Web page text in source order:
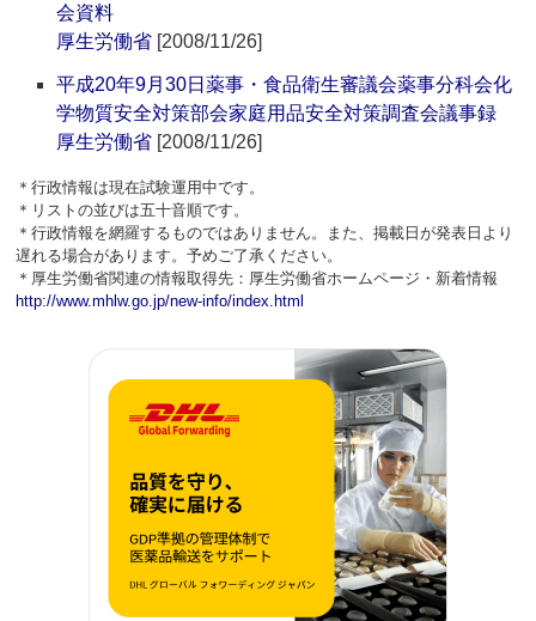
会資料
厚生労働省 [2008/11/26]
平成20年9月30日薬事・食品衛生審議会薬事分科会化
学物質安全対策部会家庭用品安全対策調査会議事録
厚生労働省 [2008/11/26]
＊行政情報は現在試験運用中です。
＊リストの並びは五十音順です。
＊行政情報を網羅するものではありません。また、掲載日が発表日より
遅れる場合があります。予めご了承ください。
＊厚生労働省関連の情報取得先：厚生労働省ホームページ・新着情報
http://www.mhlw.go.jp/new-info/index.html